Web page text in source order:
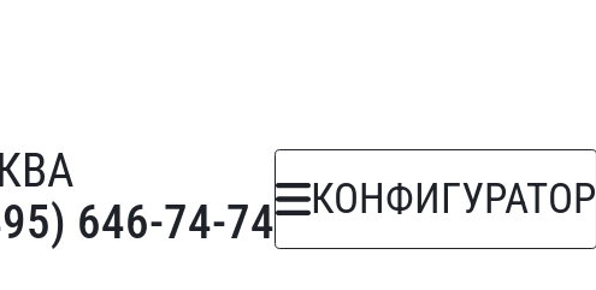
646-74-74
КОНФИГУРАТОР